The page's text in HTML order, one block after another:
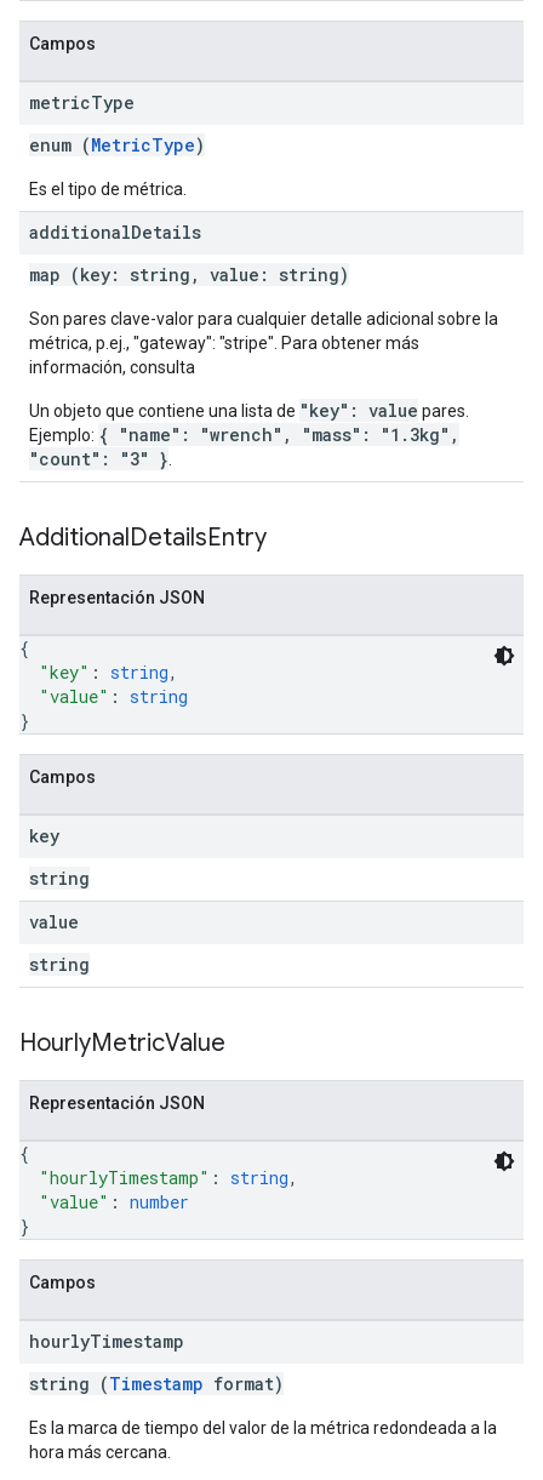
Campos
metricType
enum (MetricType)
Es el tipo de métrica.
additionalDetails
map (key: string, value: string)
Son pares clave-valor para cualquier detalle adicional sobre la
métrica, p.ej., "gateway": "stripe". Para obtener más
información, consulta
Un objeto que contiene una lista de "key": value pares.
Ejemplo: { "name": "wrench", "mass": "1.3kg",
"count": "3" }
AdditionalDetailsEntry
Representación JSON
{
"key" : string,
"value" : string
}
Campos
key
string
value
string
HourlyMetricValue
Representación JSON
{
"hourlyTimestamp" : string,
"value" : number
}
Campos
hourlyTimestamp
string (Timestamp format)
Es la marca de tiempo del valor de la métrica redondeada a la
hora más cercana.